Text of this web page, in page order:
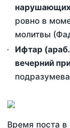
нарушающих
ровно в
молитвы
Ифтар (араб. إفطار) — разговение - это
вечерний
Время поста